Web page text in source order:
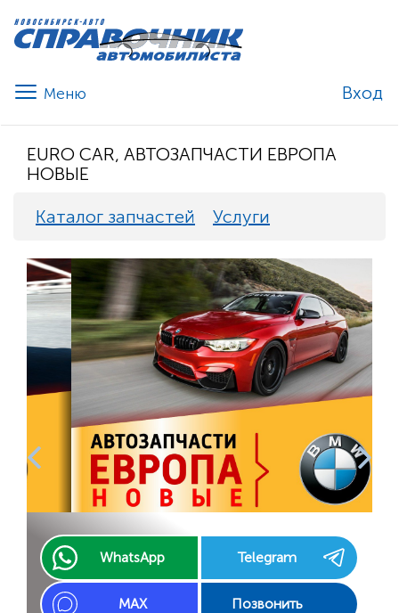
Вход
EURO CAR, АВТОЗАПЧАСТИ ЕВРОПА
НОВЫЕ
Каталог запчастей
Услуги
WhatsApp Telegram
MAX Позвонить
Previous